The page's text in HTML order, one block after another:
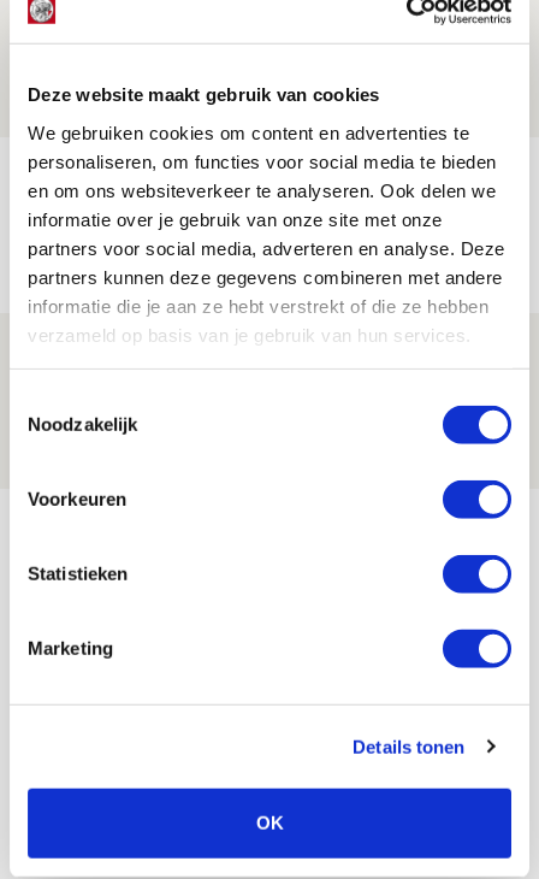
Deze website maakt gebruik van cookies
We gebruiken cookies om content en advertenties te
personaliseren, om functies voor social media te bieden
en om ons websiteverkeer te analyseren. Ook delen we
informatie over je gebruik van onze site met onze
partners voor social media, adverteren en analyse. Deze
partners kunnen deze gegevens combineren met andere
informatie die je aan ze hebt verstrekt of die ze hebben
verzameld op basis van je gebruik van hun services.
Noodzakelijk
Voorkeuren
Statistieken
Marketing
Details tonen
OK
Zwolle - Ajax
NIEUWS
Míchels elf: met welke formatie begin
jij aan nieuw eredivisieseizoen?
08 AUGUSTUS 2026 - 11:34
NIEUWS
Spelen bij Jong Ajax of Ajax 1? Dat
08 AUGUSTUS 2026 - 10:04
AGENDA
23
Selectiedag ballenjongens/-meiden
Geef Mij Maar Amsterdam
Blogs